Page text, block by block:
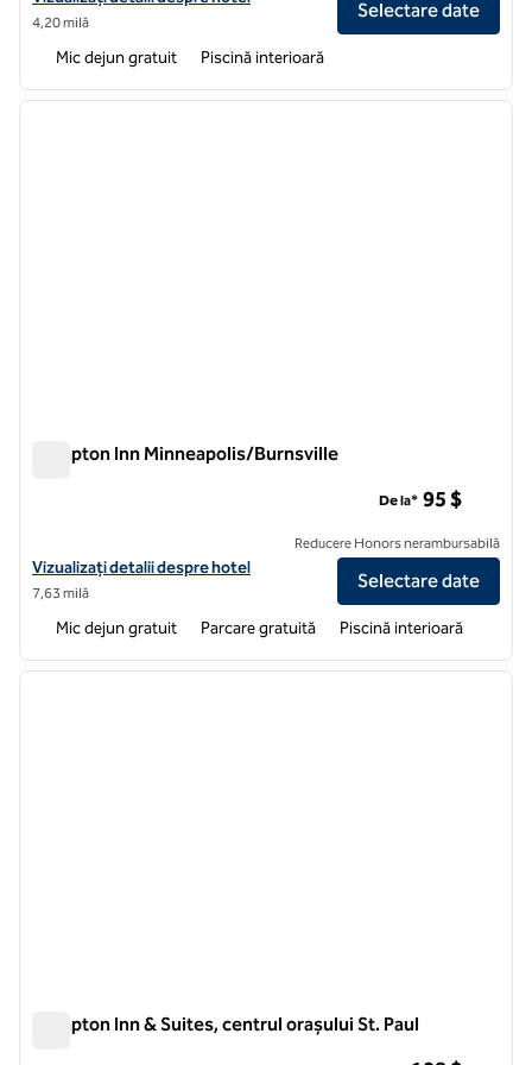
4,20 milă
Selectare date
Mic dejun gratuit Piscină interioară
1 din 12
Hampton Inn Minneapolis/Burnsville
Vizualizați detaliile hotelului Hampton Inn Minneapolis/Burnsville
Vizualizați detalii despre hotel
7,63 milă
De la* 95 $
Reducere Honors nerambursabilă
Selectare date
Mic dejun gratuit Parcare gratuită Piscină interioară
1 din 12
Hampton Inn & Suites, centrul orașului St. Paul